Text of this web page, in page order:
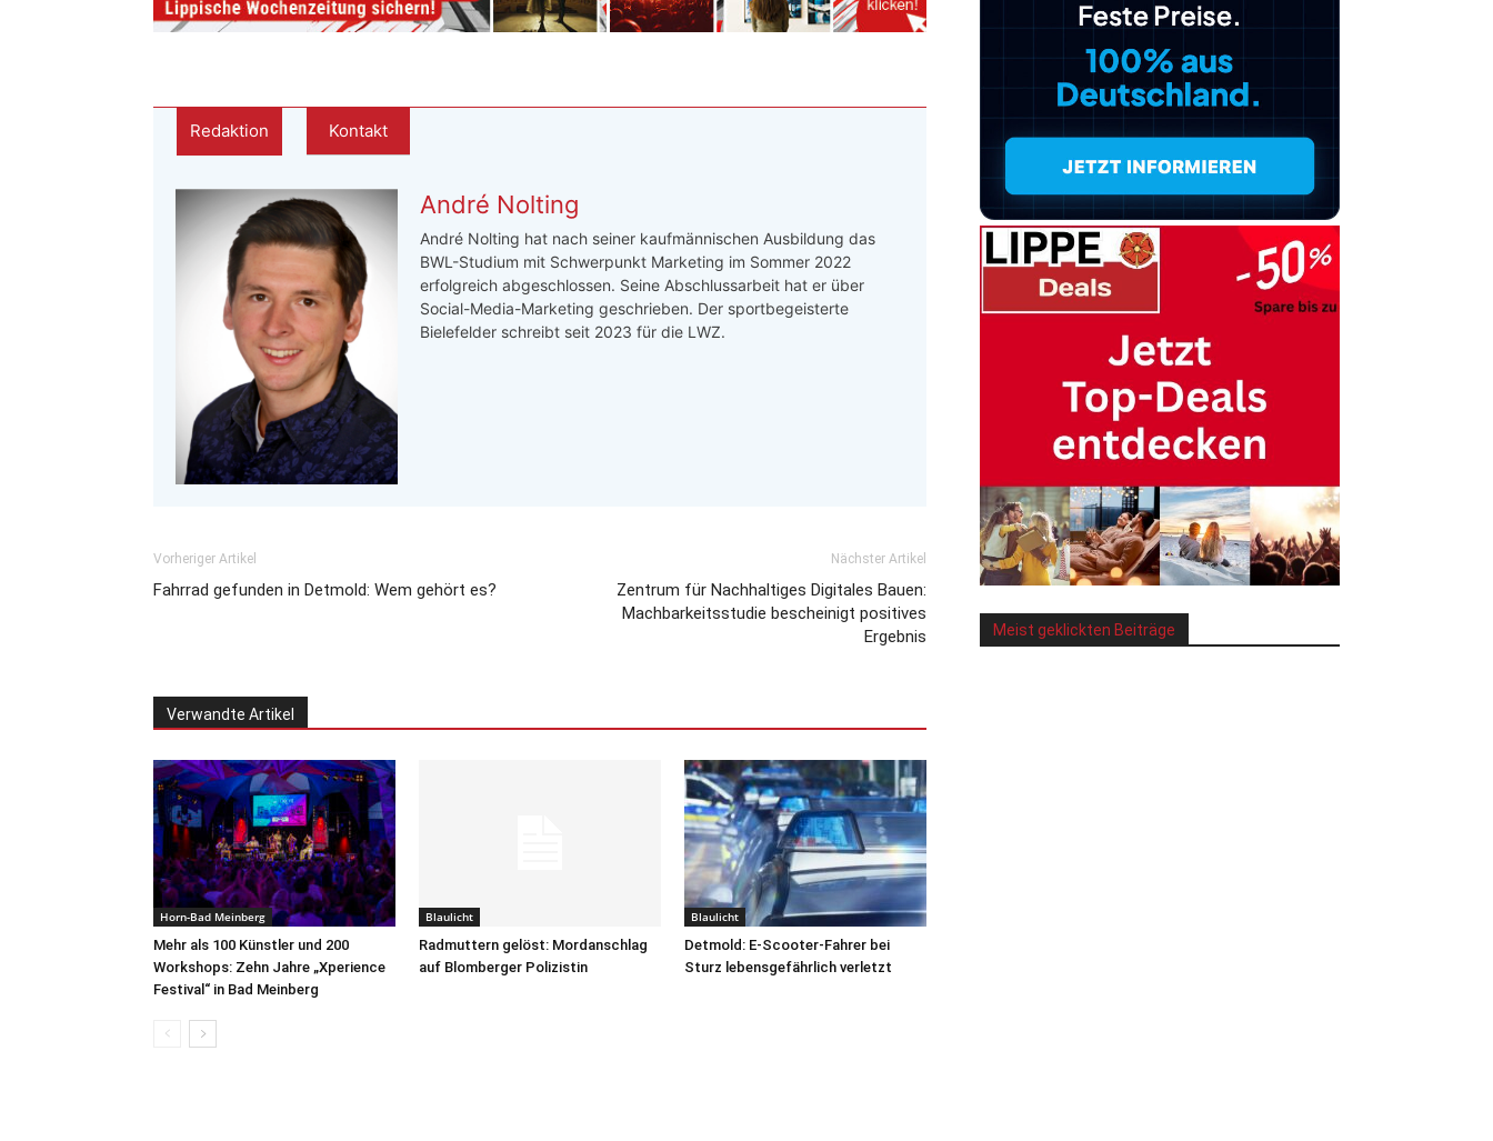
Redaktion Kontakt
André Nolting
André Nolting hat nach seiner kaufmännischen Ausbildung das
BWL-Studium mit Schwerpunkt Marketing im Sommer 2022
erfolgreich abgeschlossen. Seine Abschlussarbeit hat er über
Social-Media-Marketing geschrieben. Der sportbegeisterte
Bielefelder schreibt seit 2023 für die LWZ.
Vorheriger Artikel
Fahrrad gefunden in Detmold: Wem gehört es?
Nächster Artikel
Zentrum für Nachhaltiges Digitales Bauen:
Machbarkeitsstudie bescheinigt positives
Ergebnis
Verwandte Artikel
Horn-Bad Meinberg
Mehr als 100 Künstler und 200
Workshops: Zehn Jahre „Xperience
Festival“ in Bad Meinberg
Blaulicht
Radmuttern gelöst: Mordanschlag
auf Blomberger Polizistin
Blaulicht
Detmold: E-Scooter-Fahrer bei
Sturz lebensgefährlich verletzt
Meist geklickten Beiträge